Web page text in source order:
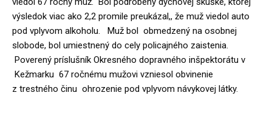
výsledok viac ako 2,2 promile preukázal,, že muž viedol auto
pod vplyvom alkoholu. Muž bol obmedzený na osobnej
slobode, bol umiestnený do cely policajného zaistenia.
Poverený príslušník Okresného dopravného inšpektorátu v
Kežmarku 67 ročnému mužovi vzniesol obvinenie
z trestného činu ohrozenie pod vplyvom návykovej látky.